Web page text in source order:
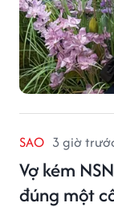
SAO 3 giờ
Vợ kém
đúng một